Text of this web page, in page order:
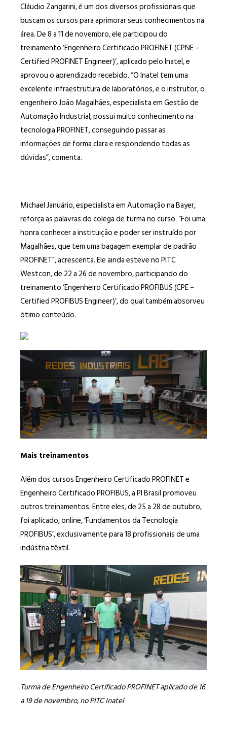
Cláudio Zangarini, é um dos diversos profissionais que
buscam os cursos para aprimorar seus conhecimentos na
área. De 8 a 11 de novembro, ele participou do
treinamento ‘Engenheiro Certificado PROFINET (CPNE –
Certified PROFINET Engineer)’, aplicado pelo Inatel, e
aprovou o aprendizado recebido. “O Inatel tem uma
excelente infraestrutura de laboratórios, e o instrutor, o
engenheiro João Magalhães, especialista em Gestão de
Automação Industrial, possui muito conhecimento na
tecnologia PROFINET, conseguindo passar as
informações de forma clara e respondendo todas as
dúvidas”, comenta.
Michael Januário, especialista em Automação na Bayer,
reforça as palavras do colega de turma no curso. “Foi uma
honra conhecer a instituição e poder ser instruído por
Magalhães, que tem uma bagagem exemplar de padrão
PROFINET”, acrescenta. Ele ainda esteve no PITC
Westcon, de 22 a 26 de novembro, participando do
treinamento ‘Engenheiro Certificado PROFIBUS (CPE –
Certified PROFIBUS Engineer)’, do qual também absorveu
ótimo conteúdo.
Mais treinamentos
Além dos cursos Engenheiro Certificado PROFINET e
Engenheiro Certificado PROFIBUS, a PI Brasil promoveu
outros treinamentos. Entre eles, de 25 a 28 de outubro,
foi aplicado, online, ‘Fundamentos da Tecnologia
PROFIBUS’, exclusivamente para 18 profissionais de uma
indústria têxtil.
Turma de Engenheiro Certificado PROFINET aplicado de 16
a 19 de novembro, no PITC Inatel